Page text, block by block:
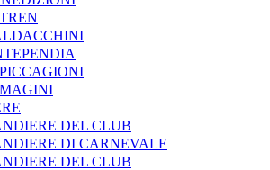
DEL CLUB
DI CARNEVALE
DEL CLUB